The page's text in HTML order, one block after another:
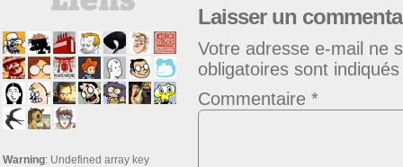
Warning: Undefined array key
Laisser un
Votre adresse e-mail ne
obligatoires sont
Commentaire *